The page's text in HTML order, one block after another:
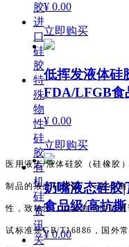
胶
进
口
硅
胶
特
殊
物
性
硅
胶
有
机
硅
资
讯
关
¥ 0.00
立即购买
低挥发液体硅
FDA/LFGB食
¥ 0.00
立即购买
奶嘴液态硅胶
食品级/高抗撕
¥ 0.00
医用液态/液体硅胶（硅橡胶
制品的液态硅橡胶，一般会
性，致敏性，以及血溶性等
试标准是GB/T16886，国外